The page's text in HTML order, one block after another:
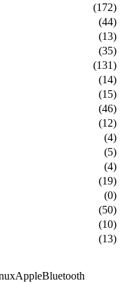
(172)
(44)
(13)
(35)
(131)
(14)
(15)
(46)
(12)
(4)
(5)
(4)
(19)
(0)
(50)
(10)
(13)
AppleBluetooth